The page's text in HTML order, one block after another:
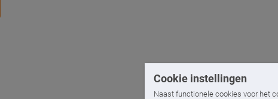
Cookie instellingen
Naast functionele cookies voor het